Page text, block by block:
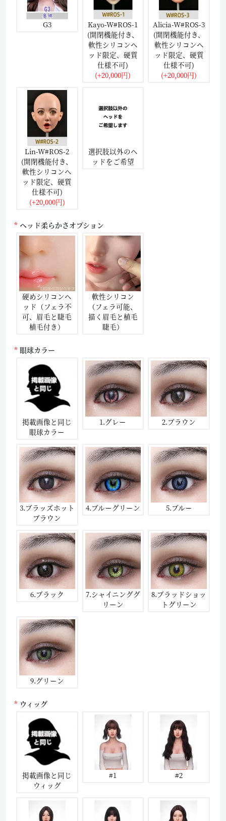
G3
Kayo-W#ROS-1
(開閉機能付き、
軟性シリコンヘ
ッド限定、硬質
仕様不可)
(+20,000円)
Alicia-W#ROS-3
(開閉機能付き、
軟性シリコンヘ
ッド限定、硬質
仕様不可)
(+20,000円)
Lin-W#ROS-2
(開閉機能付き、
軟性シリコンヘ
ッド限定、硬質
仕様不可)
(+20,000円)
選択肢以外のヘ
ッドをご希望
ヘッド柔らかさオプション
硬めシリコンヘ
ッド（フェラ不
可、眉毛と睫毛
植毛付き）
軟性シリコン
（フェラ可能、
描く眉毛と植毛
睫毛）
眼球カラー
掲載画像と同じ
眼球カラー
1.グレー 2.ブラウン
3.ブラッズホット
ブラウン
4.ブルーグリーン 5.ブルー
6.ブラック
7.シャイニンググ
リーン
8.ブラッドショッ
トグリーン
9.グリーン
ウィッグ
掲載画像と同じ
ウィッグ
#1 #2